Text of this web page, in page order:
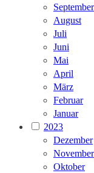
September
August
Juli
Juni
Mai
April
März
Februar
Januar
2023
Dezember
November
Oktober